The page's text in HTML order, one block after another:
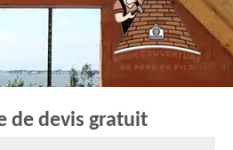
de devis gratuit